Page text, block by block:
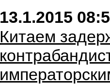
13.1.2015
Китаем